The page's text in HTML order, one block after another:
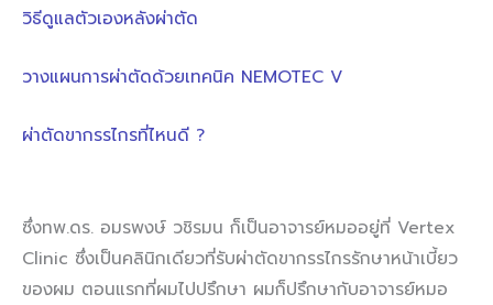
วิธีดูแลตัวเองหลังผ่าตัด
วางแผนการผ่าตัดด้วยเทคนิค NEMOTEC V
ผ่าตัดขากรรไกรที่ไหนดี ?
ซึ่งทพ.ดร. อมรพงษ์ วชิรมน ก็เป็นอาจารย์หมออยู่ที่ Vertex
Clinic ซึ่งเป็นคลินิกเดียวที่รับผ่าตัดขากรรไกรรักษาหน้าเบี้ยว
ของผม ตอนแรกที่ผมไปปรึกษา ผมก็ปรึกษากับอาจารย์หมอ